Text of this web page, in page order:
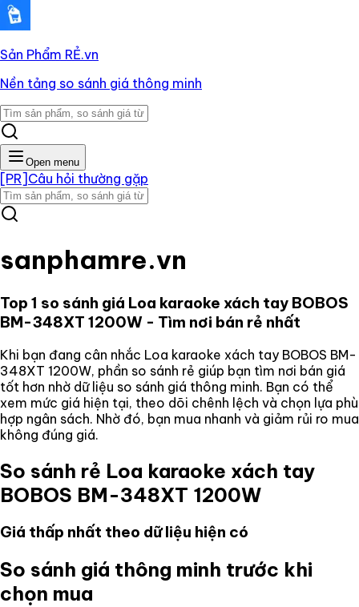
Sản Phẩm RẺ.vn
Nền tảng so sánh giá thông minh
Open menu
[PR] Câu hỏi thường gặp
sanphamre.vn
Top 1 so sánh giá Loa karaoke xách tay BOBOS
BM-348XT 1200W - Tìm nơi bán rẻ nhất
Khi bạn đang cân nhắc Loa karaoke xách tay BOBOS BM-
348XT 1200W, phần so sánh rẻ giúp bạn tìm nơi bán giá
tốt hơn nhờ dữ liệu so sánh giá thông minh. Bạn có thể
xem mức giá hiện tại, theo dõi chênh lệch và chọn lựa phù
hợp ngân sách. Nhờ đó, bạn mua nhanh và giảm rủi ro mua
không đúng giá.
So sánh rẻ Loa karaoke xách tay
BOBOS BM-348XT 1200W
Giá thấp nhất theo dữ liệu hiện có
So sánh giá thông minh trước khi
chọn mua